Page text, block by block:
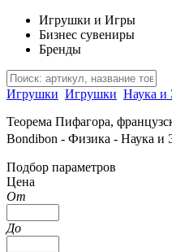
Игрушки и Игры
Бизнес сувениры
Бренды
Игрушки Игрушки Наука и
Теорема Пифагора,
Bondibon - Физика - Наука и
Подбор параметров
Цена
От
До